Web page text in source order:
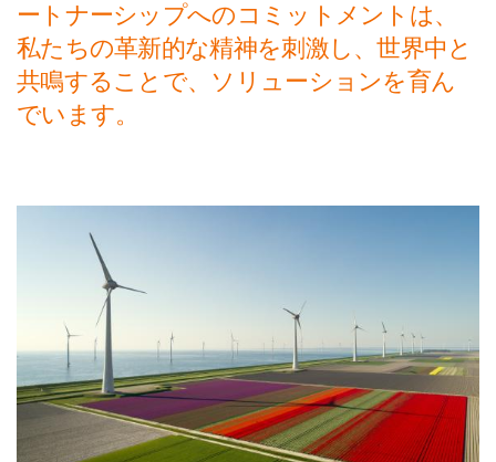
動
ートナーシップへのコミットメントは、
私たちの革新的な精神を刺激し、世界中と
共鳴することで、ソリューションを育ん
でいます。
イベントスケジュール
ミッフィー
ご来場について
Themes
食料
健康
技術
文化
Media
ニュース
プレス